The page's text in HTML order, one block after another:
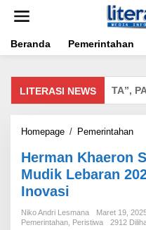
Beranda
Pemerintahan
LITERASI NEWS
“MISKIN HARTA”,
Homepage / Pemerintahan
Herman Khaeron
Mudik Lebaran
Inovasi
Niko Andri Lesmana
Maret 19,
Pemerintahan Peristiwa 2912